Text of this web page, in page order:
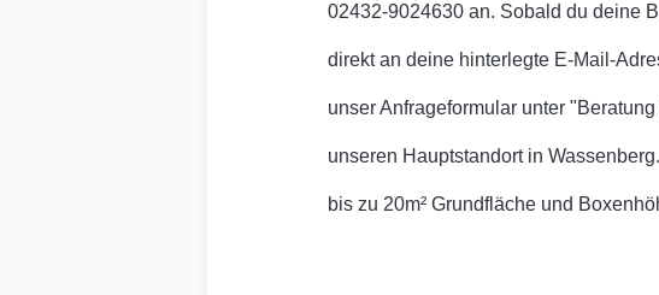
02432-9024630 an. Sobald du deine
direkt an deine hinterlegte E-Mail-
unser Anfrageformular unter
unseren Hauptstandort in
bis zu 20m² Grundfläche und